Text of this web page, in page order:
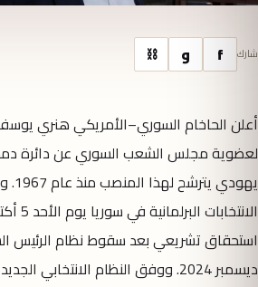
شارك f و ⛓
أعلن الحاخام السوري–الأمريكي هنري
لعضوية مجلس الشعب السوري عن دائرة
استحقاق تشريعي بعد سقوط نظام الرئيس
ديسمبر 2024. ووفق النظام الانتخابي